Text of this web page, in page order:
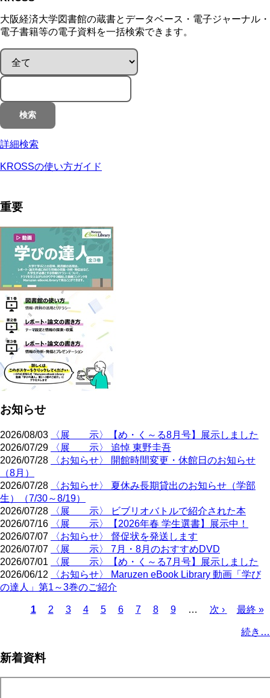
大阪経済大学図書館の蔵書とデータベース・電子ジャーナル・
電子書籍等の電子資料を一括検索できます。
検索
詳細検索
KROSSの使い方ガイド
重要
お知らせ
2026/08/03
〈展 示〉【め・く～る8月号】展示しました
2026/07/29
〈展 示〉 追悼 東野圭吾
2026/07/28
〈お知らせ〉 開館時間変更・休館日のお知らせ
（8月）
2026/07/28
〈お知らせ〉 夏休み長期貸出のお知らせ（学部
生）（7/30～8/19）
2026/07/28
〈展 示〉 ビブリオバトルで紹介された本
2026/07/16
〈展 示〉【2026年春 学生選書】展示中！
2026/07/07
〈お知らせ〉 督促状を発送します
2026/07/07
〈展 示〉 7月・8月のおすすめDVD
2026/07/01
〈展 示〉【め・く～る7月号】展示しました
2026/06/12
〈お知らせ〉 Maruzen eBook Library 動画「学び
の達人」第1～3巻のご紹介
送
カ
ペ
1 Page
2 Page
3 Page
4 Page
5 Page
6 Page
7 Page
8 Page
9 …
次
次 ›
最
ペ
最終 »
続き…
新着資料